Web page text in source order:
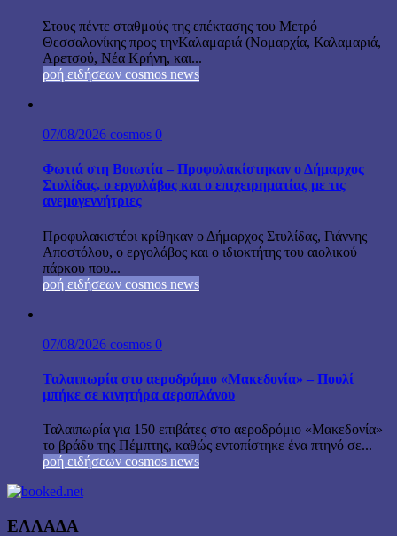
Στους πέντε σταθμούς της επέκτασης του Μετρό
Θεσσαλονίκης προς τηνΚαλαμαριά (Νομαρχία, Καλαμαριά,
Αρετσού, Νέα Κρήνη, και...
ροή ειδήσεων cosmos news
07/08/2026 cosmos 0
Φωτιά στη Βοιωτία – Προφυλακίστηκαν ο Δήμαρχος
Στυλίδας, ο εργολάβος και ο επιχειρηματίας με τις
ανεμογεννήτριες
Προφυλακιστέοι κρίθηκαν ο Δήμαρχος Στυλίδας, Γιάννης
Αποστόλου, ο εργολάβος και ο ιδιοκτήτης του αιολικού
πάρκου που...
ροή ειδήσεων cosmos news
07/08/2026 cosmos 0
Ταλαιπωρία στο αεροδρόμιο «Μακεδονία» – Πουλί
μπήκε σε κινητήρα αεροπλάνου
Ταλαιπωρία για 150 επιβάτες στο αεροδρόμιο «Μακεδονία»
το βράδυ της Πέμπτης, καθώς εντοπίστηκε ένα πτηνό σε...
ροή ειδήσεων cosmos news
ΕΛΛΑΔΑ